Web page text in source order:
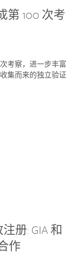
第 100 次考
考察，进一步丰富
集而来的独立验证
册: GIA 和
作